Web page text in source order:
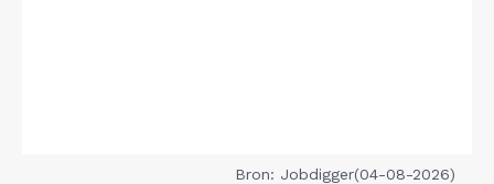
Bron: Jobdigger(04-08-2026)